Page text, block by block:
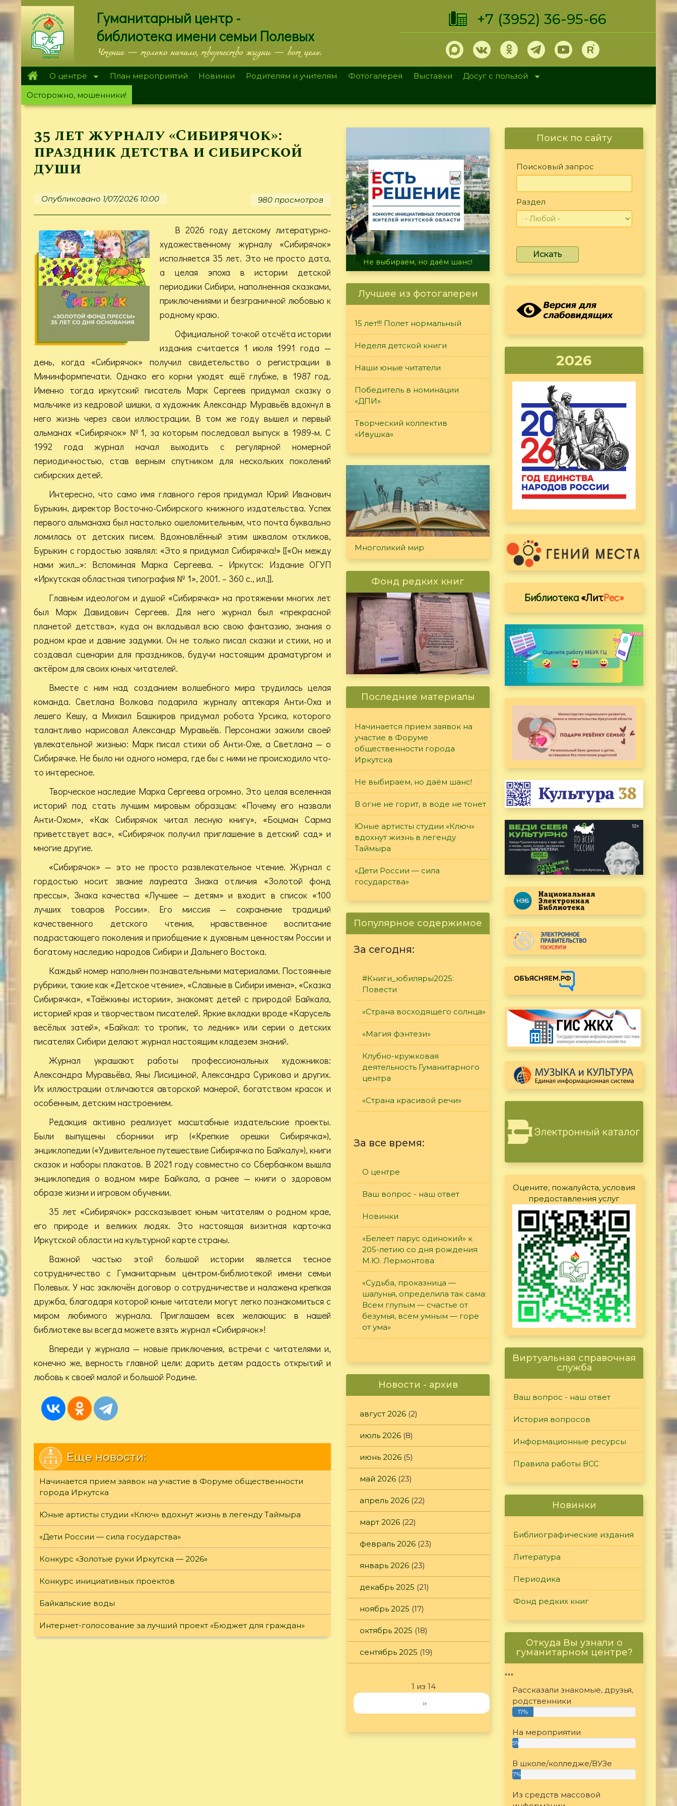
Перейти
к
основному
содержанию
Гуманитарный центр -
библиотека имени семьи Полевых
Чтение — только начало, творчество жизни — вот цель.
+7 (3952) 36-95-66
О центре План мероприятий Новинки Родителям и учителям Фотогалерея Выставки
Досуг с пользой
Осторожно, мошенники!
35 лет журналу «Сибирячок»:
праздник детства и сибирской
души
Опубликовано 1/07/2026 10:00 980 просмотров
В 2026 году детскому литературно-
художественному журналу «Сибирячок»
исполняется 35 лет. Это не просто дата,
а целая эпоха в истории детской
периодики Сибири, наполненная сказками,
приключениями и безграничной любовью к
родному краю.
Официальной точкой отсчёта истории
издания считается 1 июля 1991 года —
день, когда «Сибирячок» получил свидетельство о регистрации в
Мининформпечати. Однако его корни уходят ещё глубже, в 1987 год.
Именно тогда иркутский писатель Марк Сергеев придумал сказку о
мальчике из кедровой шишки, а художник Александр Муравьёв вдохнул в
него жизнь через свои иллюстрации. В том же году вышел и первый
альманах «Сибирячок» №1, за которым последовал выпуск в 1989-м. С
1992 года журнал начал выходить с регулярной номерной
периодичностью, став верным спутником для нескольких поколений
сибирских детей.
Интересно, что само имя главного героя придумал Юрий Иванович
Бурыкин, директор Восточно-Сибирского книжного издательства. Успех
первого альманаха был настолько ошеломительным, что почта буквально
ломилась от детских писем. Вдохновлённый этим шквалом откликов,
Бурыкин с гордостью заявлял: «Это я придумал Сибирячка!» [[«Он между
нами жил…»: Вспоминая Марка Сергеева. – Иркутск: Издание ОГУП
«Иркутская областная типография № 1», 2001. – 360 с., ил.]].
Главным идеологом и душой «Сибирячка» на протяжении многих лет
был Марк Давидович Сергеев. Для него журнал был «прекрасной
планетой детства», куда он вкладывал всю свою фантазию, знания о
родном крае и давние задумки. Он не только писал сказки и стихи, но и
создавал сценарии для праздников, будучи настоящим драматургом и
актёром для своих юных читателей.
Вместе с ним над созданием волшебного мира трудилась целая
команда. Светлана Волкова подарила журналу аптекаря Анти-Оха и
лешего Кешу, а Михаил Башкиров придумал робота Урсика, которого
талантливо нарисовал Александр Муравьёв. Персонажи зажили своей
увлекательной жизнью: Марк писал стихи об Анти-Охе, а Светлана — о
Сибирячке. Не было ни одного номера, где бы с ними не происходило что-
то интересное.
Творческое наследие Марка Сергеева огромно. Это целая вселенная
историй под стать лучшим мировым образцам: «Почему его назвали
Анти-Охом», «Как Сибирячок читал лесную книгу», «Боцман Сарма
приветствует вас», «Сибирячок получил приглашение в детский сад» и
многие другие.
«Сибирячок» — это не просто развлекательное чтение. Журнал с
гордостью носит звание лауреата Знака отличия «Золотой фонд
прессы», Знака качества «Лучшее — детям» и входит в список «100
лучших товаров России». Его миссия — сохранение традиций
качественного детского чтения, нравственное воспитание
подрастающего поколения и приобщение к духовным ценностям России и
богатому наследию народов Сибири и Дальнего Востока.
Каждый номер наполнен познавательными материалами. Постоянные
рубрики, такие как «Детское чтение», «Славные в Сибири имена», «Сказка
Сибирячка», «Таёжкины истории», знакомят детей с природой Байкала,
историей края и творчеством писателей. Яркие вкладки вроде «Карусель
весёлых затей», «Байкал: то тропик, то ледник» или серии о детских
писателях Сибири делают журнал настоящим кладезем знаний.
Журнал украшают работы профессиональных художников:
Александра Муравьёва, Яны Лисициной, Александра Сурикова и других.
Их иллюстрации отличаются авторской манерой, богатством красок и
особенным, детским настроением.
Редакция активно реализует масштабные издательские проекты.
Были выпущены сборники игр («Крепкие орешки Сибирячка»),
энциклопедии («Удивительное путешествие Сибирячка по Байкалу»), книги
сказок и наборы плакатов. В 2021 году совместно со Сбербанком вышла
энциклопедия о водном мире Байкала, а ранее — книги о здоровом
образе жизни и игровом обучении.
35 лет «Сибирячок» рассказывает юным читателям о родном крае,
его природе и великих людях. Это настоящая визитная карточка
Иркутской области на культурной карте страны.
Важной частью этой большой истории является тесное
сотрудничество с Гуманитарным центром-библиотекой имени семьи
Полевых. У нас заключён договор о сотрудничестве и налажена крепкая
дружба, благодаря которой юные читатели могут легко познакомиться с
миром любимого журнала. Приглашаем всех желающих: в нашей
библиотеке вы всегда можете взять журнал «Сибирячок»!
Впереди у журнала — новые приключения, встречи с читателями и,
конечно же, верность главной цели: дарить детям радость открытий и
любовь к своей малой и большой Родине.
Еще новости:
Начинается прием заявок на участие в Форуме общественности
города Иркутска
Юные артисты студии «Ключ» вдохнут жизнь в легенду Таймыра
«Дети России — сила государства»
Конкурс «Золотые руки Иркутска — 2026»
Конкурс инициативных проектов
Байкальские воды
Интернет-голосование за лучший проект «Бюджет для граждан»
В огне не горит, в воде не тонет
Лучшее из фотогалереи
15 лет!!! Полет нормальный
Неделя детской книги
Наши юные читатели
Победитель в номинации
«ДПИ»
Творческий коллектив
«Ивушка»
Многоликий мир
Фонд редких книг
Последние материалы
Начинается прием заявок на
участие в Форуме
общественности города
Иркутска
Не выбираем, но даём шанс!
В огне не горит, в воде не тонет
Юные артисты студии «Ключ»
вдохнут жизнь в легенду
Таймыра
«Дети России — сила
государства»
Популярное содержимое
За сегодня:
#Книги_юбиляры2025:
Повести
«Страна восходящего солнца»
«Магия фэнтези»
Клубно-кружковая
деятельность Гуманитарного
центра
«Страна красивой речи»
За все время:
О центре
Ваш вопрос - наш ответ
Новинки
«Белеет парус одинокий» к
205-летию со дня рождения
М.Ю. Лермонтова
«Судьба, проказница —
шалунья, определила так сама:
Всем глупым — счастье от
безумья, всем умным — горе
от ума»
Новости - архив
август 2026 (2)
июль 2026 (8)
июнь 2026 (5)
май 2026 (23)
апрель 2026 (22)
март 2026 (22)
февраль 2026 (23)
январь 2026 (23)
декабрь 2025 (21)
ноябрь 2025 (17)
октябрь 2025 (18)
сентябрь 2025 (19)
1 из 14
››
Поиск по сайту
Поисковый запрос
Раздел
Искать
2026
Библиотека«ЛитРес»
Оцените, пожалуйста, условия
предоставления услуг
Виртуальная справочная
служба
Ваш вопрос - наш ответ
История вопросов
Информационные ресурсы
Правила работы ВСС
Новинки
Библиографические издания
Литература
Периодика
Фонд редких книг
Откуда Вы узнали о
гуманитарном центре?
"""
Рассказали знакомые, друзья,
родственники
17%
На мероприятии
5%
В школе/колледже/ВУЗе
7%
Из средств массовой